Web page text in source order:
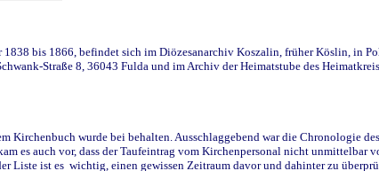
bis 1866, befindet sich im Diözesanarchiv Koszalin, früher Köslin, in
Straße 8, 36043 Fulda und im Archiv der Heimatstube des
Kirchenbuch wurde bei behalten. Ausschlaggebend war die Chronologie
es auch vor, dass der Taufeintrag vom Kirchenpersonal nicht
Liste ist es wichtig, einen gewissen Zeitraum davor und dahinter zu